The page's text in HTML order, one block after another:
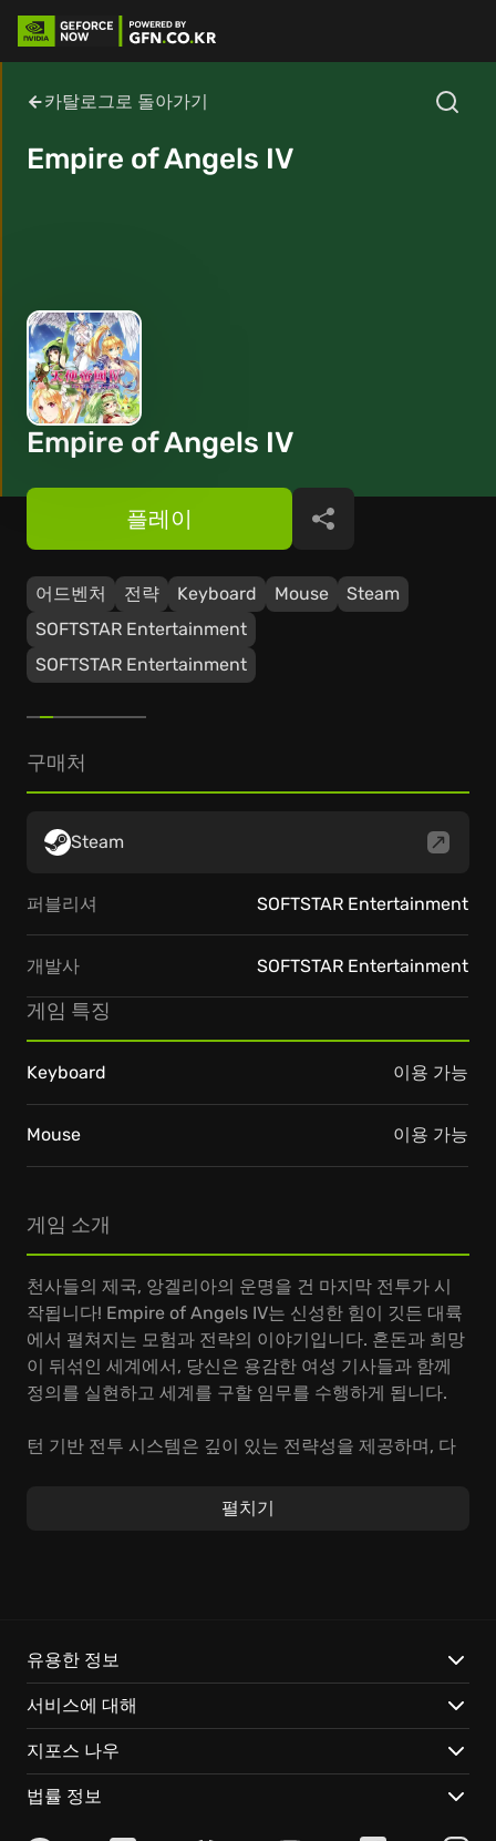
카탈로그로 돌아가기
Empire of Angels IV
Empire of Angels IV
어드벤처 전략 Keyboard Mouse
Steam
SOFTSTAR Entertainment
SOFTSTAR Entertainment
플레이 공유
게임 소개
천사들의 제국, 앙겔리아의 운명을 건 마지막 전투가 시
작됩니다! Empire of Angels IV는 신성한 힘이 깃든 대륙
에서 펼쳐지는 모험과 전략의 이야기입니다. 혼돈과 희망
이 뒤섞인 세계에서, 당신은 용감한 여성 기사들과 함께
정의를 실현하고 세계를 구할 임무를 수행하게 됩니다.
턴 기반 전투 시스템은 깊이 있는 전략성을 제공하며, 다
사합니다. 캐릭터 육성의 묘미를 만끽하며 이야기를 진행
개성 넘치는 미소녀 캐릭터들과 함께 펼쳐지는 흥미진진
한 스토리 탐험
전략적인 선택이 승패를 가르는 턴 기반 전투 시스템 경
험!
다양한 스킬 조합과 캐릭터 육성을 통해 나만의 전략 구
펼치기
구매처
Steam
퍼블리셔 SOFTSTAR Entertainment
개발사 SOFTSTAR Entertainment
게임 특징
Keyboard 이용 가능
Mouse 이용 가능
유용한 정보
서비스에 대해
지포스 나우
법률 정보